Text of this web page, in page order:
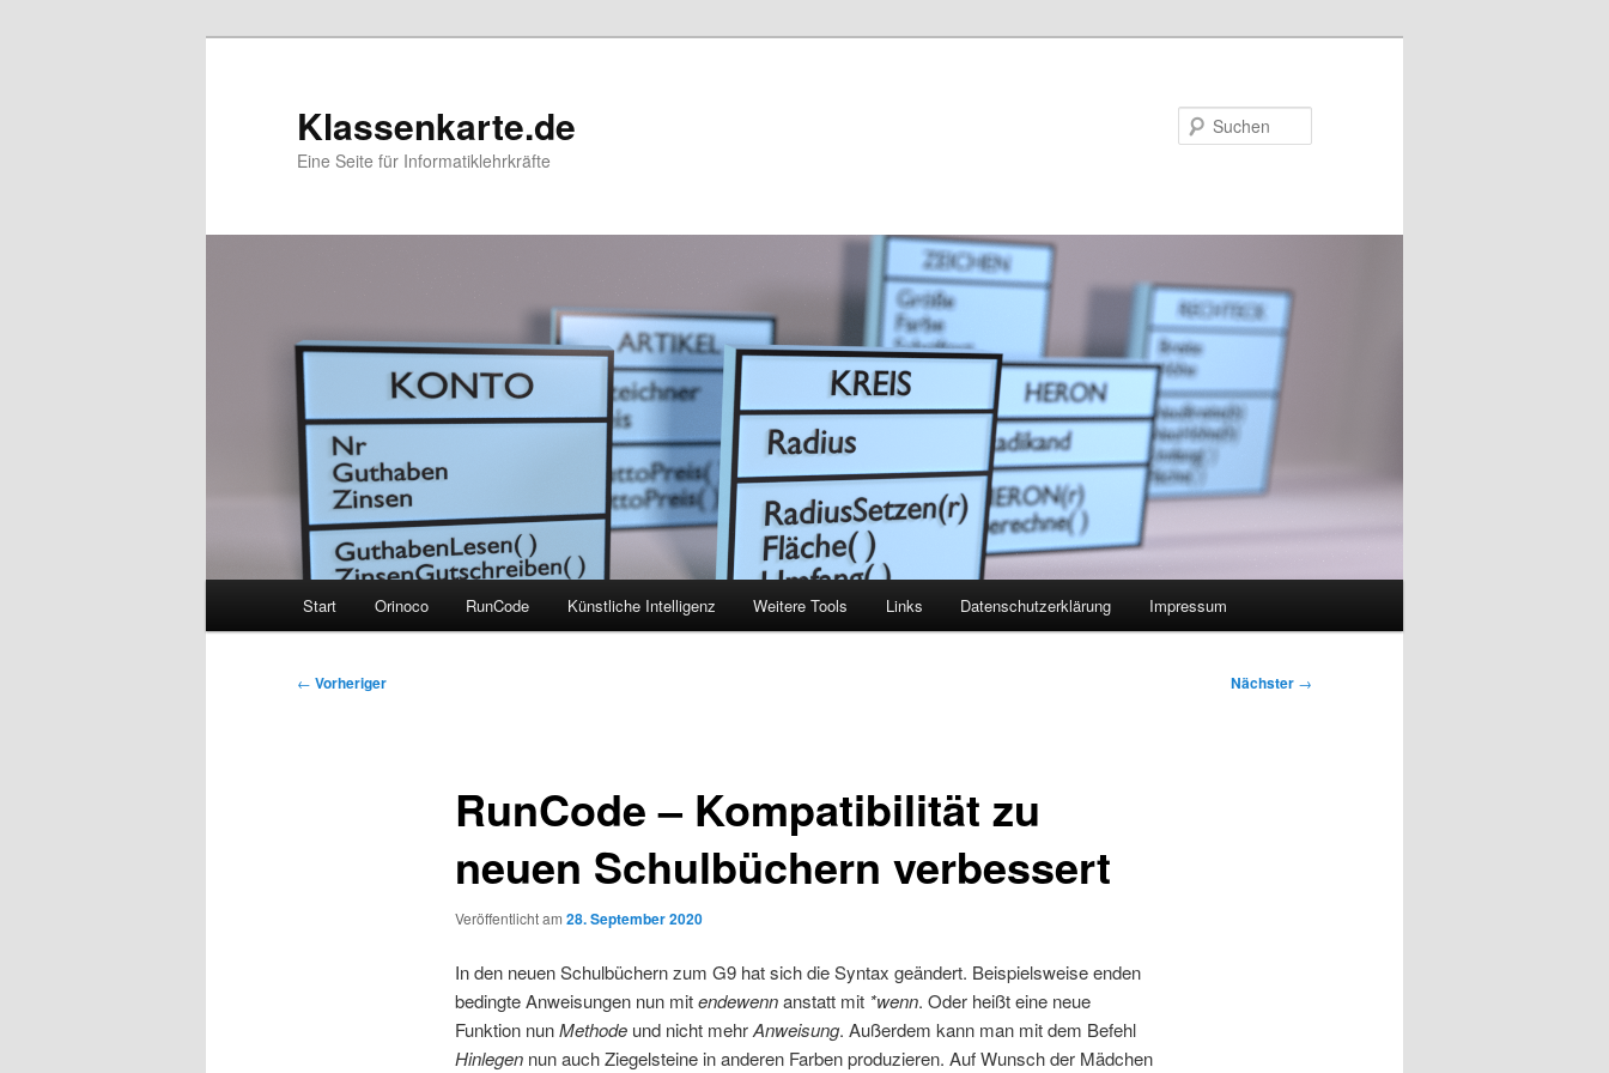
Klassenkarte.de
Eine Seite für Informatiklehrkräfte
Start Orinoco RunCode Künstliche Intelligenz Weitere Tools Links Datenschutzerklärung Impressum
Beitragsnavigation
← Vorheriger Nächster →
RunCode – Kompatibilität zu
neuen Schulbüchern verbessert
Veröffentlicht am 28. September 2020
In den neuen Schulbüchern zum G9 hat sich die Syntax geändert. Beispielsweise enden
bedingte Anweisungen nun mitendewennanstatt mit *wenn. Oder heißt eine neue
Funktion nunMethodeund nicht mehrAnweisung. Außerdem kann man mit dem Befehl
Hinlegennun auch Ziegelsteine in anderen Farben produzieren. Auf Wunsch der Mädchen